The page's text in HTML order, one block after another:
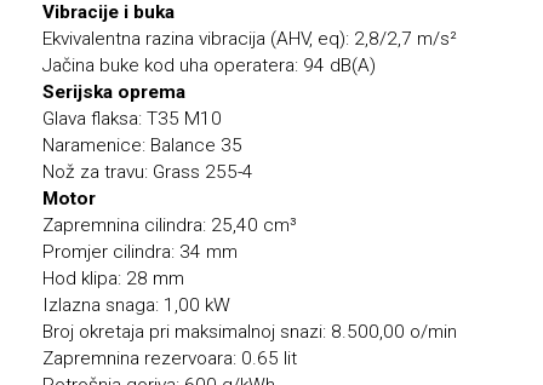
Vibracije i buka
Ekvivalentna razina vibracija (AHV, eq): 2,8/2,7 m/s²
Jačina buke kod uha operatera: 94 dB(A)
Serijska oprema
Glava flaksa: T35 M10
Naramenice: Balance 35
Nož za travu: Grass 255-4
Motor
Zapremnina cilindra: 25,40 cm³
Promjer cilindra: 34 mm
Hod klipa: 28 mm
Izlazna snaga: 1,00 kW
Broj okretaja pri maksimalnoj snazi: 8.500,00 o/min
Zapremnina rezervoara: 0.65 lit